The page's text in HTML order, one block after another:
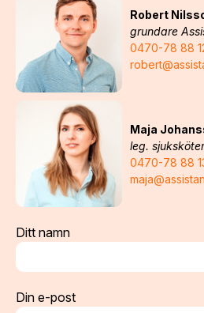
Robert
grundare
0470-78 88
Maja
leg.
0470-78 88
Ditt namn
Din e-post